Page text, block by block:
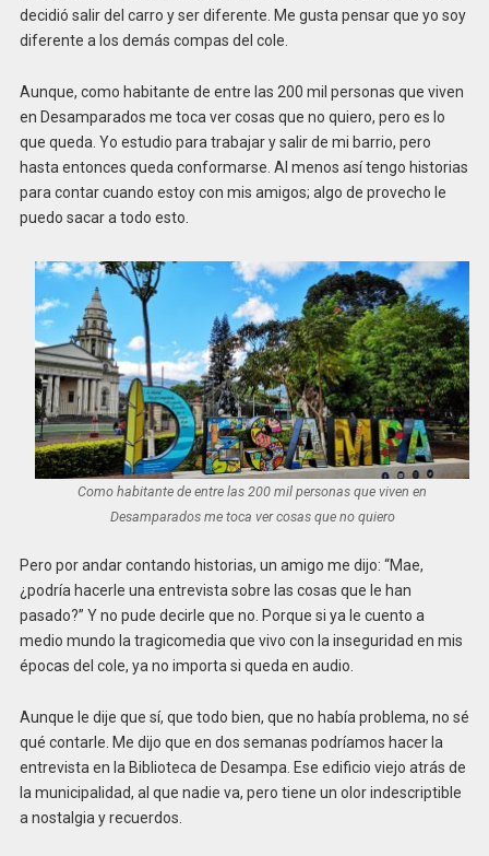
decidió salir del carro y ser diferente. Me gusta pensar que yo soy
diferente a los demás compas del cole.
Aunque, como habitante de entre las 200 mil personas que viven
en Desamparados me toca ver cosas que no quiero, pero es lo
que queda. Yo estudio para trabajar y salir de mi barrio, pero
hasta entonces queda conformarse. Al menos así tengo historias
para contar cuando estoy con mis amigos; algo de provecho le
puedo sacar a todo esto.
Como habitante de entre las 200 mil personas que viven en
Desamparados me toca ver cosas que no quiero
Pero por andar contando historias, un amigo me dijo: “Mae,
¿podría hacerle una entrevista sobre las cosas que le han
pasado?” Y no pude decirle que no. Porque si ya le cuento a
medio mundo la tragicomedia que vivo con la inseguridad en mis
épocas del cole, ya no importa si queda en audio.
Aunque le dije que sí, que todo bien, que no había problema, no sé
qué contarle. Me dijo que en dos semanas podríamos hacer la
entrevista en la Biblioteca de Desampa. Ese edificio viejo atrás de
la municipalidad, al que nadie va, pero tiene un olor indescriptible
a nostalgia y recuerdos.